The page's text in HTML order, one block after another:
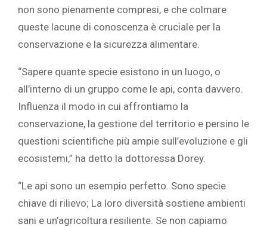
non sono pienamente compresi, e che colmare
queste lacune di conoscenza è cruciale per la
conservazione e la sicurezza alimentare.
“Sapere quante specie esistono in un luogo, o
all’interno di un gruppo come le api, conta davvero.
Influenza il modo in cui affrontiamo la
conservazione, la gestione del territorio e persino le
questioni scientifiche più ampie sull’evoluzione e gli
ecosistemi,” ha detto la dottoressa Dorey.
“Le api sono un esempio perfetto. Sono specie
chiave di rilievo; La loro diversità sostiene ambienti
sani e un’agricoltura resiliente. Se non capiamo